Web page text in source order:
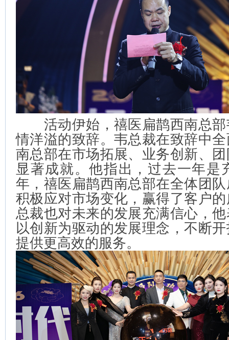
活动伊始，禧医扁鹊西南总部
情洋溢的致辞。韦总裁在致辞中
南总部在市场拓展、业务创新、
显著成就。他指出，过去一年是
年，禧医扁鹊西南总部在全体团
积极应对市场变化，赢得了客户
总裁也对未来的发展充满信心，
以创新为驱动的发展理念，不断
提供更高效的服务。